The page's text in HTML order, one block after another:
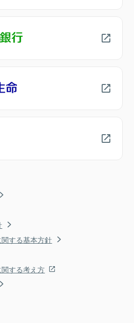
する基本方針
する考え方